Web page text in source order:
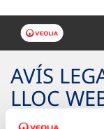
AVÍS
LLOC